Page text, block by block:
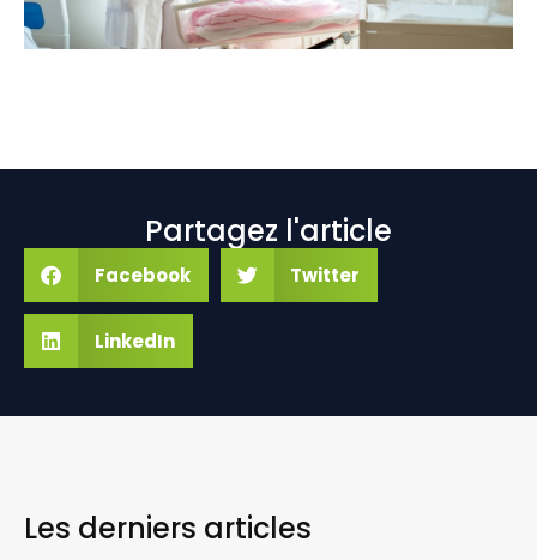
Partagez l'article
Facebook Twitter
LinkedIn
Les derniers articles